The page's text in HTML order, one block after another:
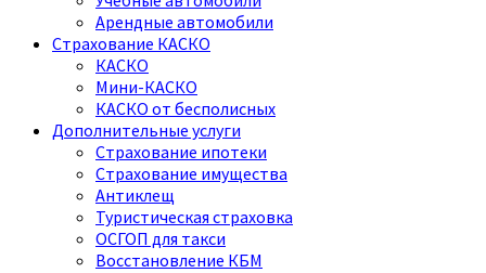
Арендные автомобили
Страхование КАСКО
КАСКО
Мини-КАСКО
КАСКО от бесполисных
Дополнительные услуги
Страхование ипотеки
Страхование имущества
Антиклещ
Туристическая страховка
ОСГОП для такси
Восстановление КБМ